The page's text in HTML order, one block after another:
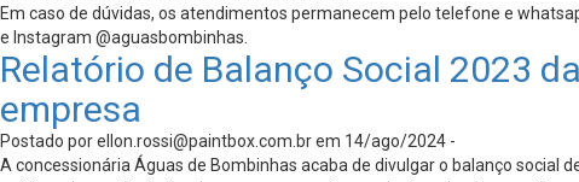
Em caso de dúvidas, os atendimentos permanecem pelo telefone e
e Instagram @aguasbombinhas.
Relatório de Balanço Social 2023
empresa
Postado porellon.rossi@paintbox.com.brem 14/ago/2024 -
A concessionária Águas de Bombinhas acaba de divulgar o balanço social